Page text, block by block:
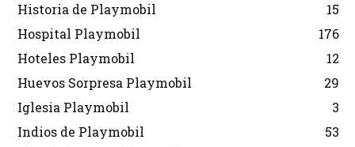
Historia de Playmobil
15
Hospital Playmobil
176
Hoteles Playmobil
12
Huevos Sorpresa Playmobil
29
Iglesia Playmobil
3
Indios de Playmobil
53